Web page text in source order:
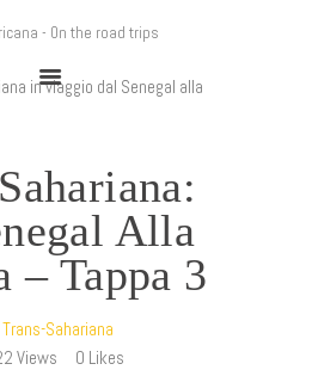
- ON THE ROAD TRIPS
2024
Alla
– Tappa 3
Trans-Sahariana
Views 0 Likes